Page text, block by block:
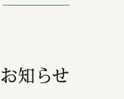
お知らせ